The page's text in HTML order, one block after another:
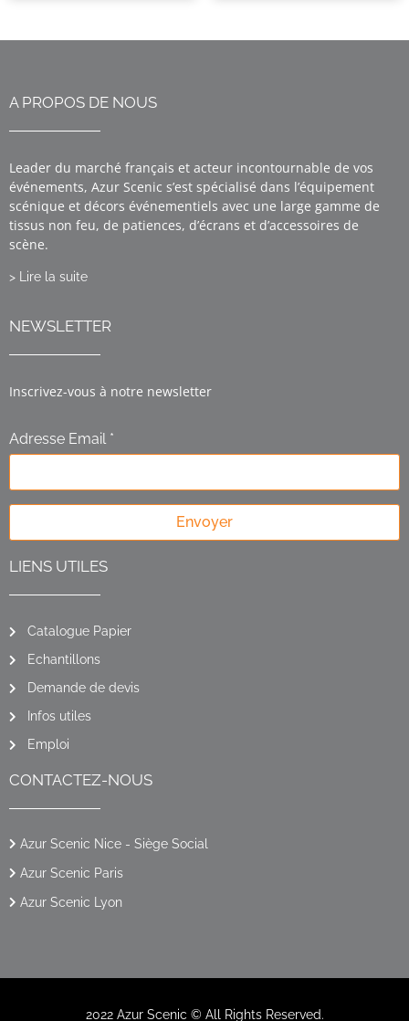
A PROPOS DE NOUS
Leader du marché français et acteur incontournable de vos
événements, Azur Scenic s’est spécialisé dans l’équipement
scénique et décors événementiels avec une large gamme de
tissus non feu, de patiences, d’écrans et d’accessoires de
scène.
> Lire la suite
NEWSLETTER
Inscrivez-vous à notre newsletter
Adresse Email *
Envoyer
LIENS UTILES
Catalogue Papier
Echantillons
Demande de devis
Infos utiles
Emploi
CONTACTEZ-NOUS
Azur Scenic Nice - Siège Social
Azur Scenic Paris
Azur Scenic Lyon
2022 Azur Scenic © All Rights Reserved.